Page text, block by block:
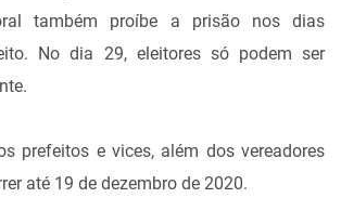
também proíbe a prisão nos dias
No dia 29, eleitores só podem ser
prefeitos e vices, além dos vereadores
até 19 de dezembro de 2020.